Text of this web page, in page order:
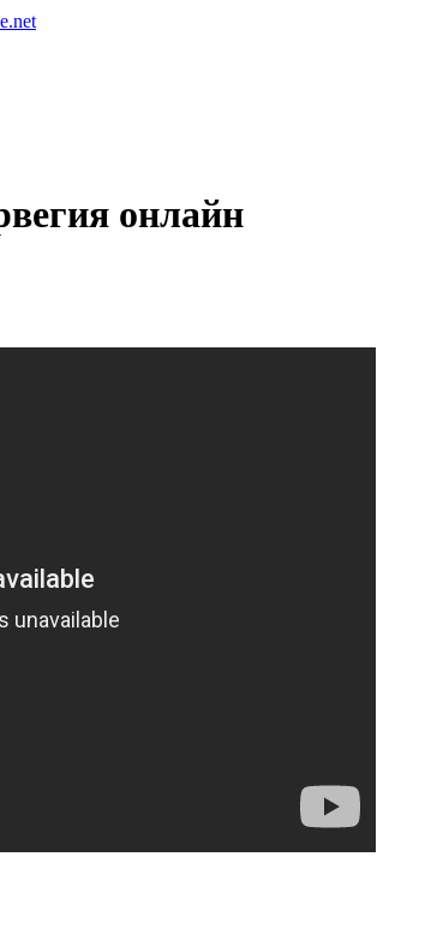
.net
онлайн